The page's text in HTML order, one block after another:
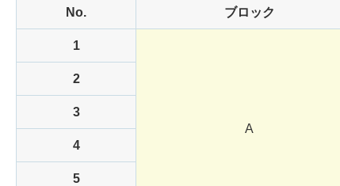
No. ブロック
1
A
2
3
4
5